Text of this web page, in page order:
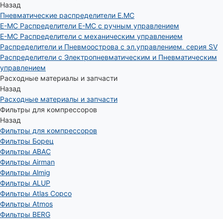
Назад
Пневматические распределители E.MC
E-MC Распределители E-MC с ручным управлением
E-MC Распределители с механическим управлением
Распределители и Пневмоострова с эл.управлением. серия SV
Распределители с Электропневматическим и Пневматическим
управлением
Расходные материалы и запчасти
Назад
Расходные материалы и запчасти
Фильтры для компрессоров
Назад
Фильтры для компрессоров
Фильтры Борец
Фильтры ABAC
Фильтры Airman
Фильтры Almig
Фильтры ALUP
Фильтры Atlas Copco
Фильтры Atmos
Фильтры BERG